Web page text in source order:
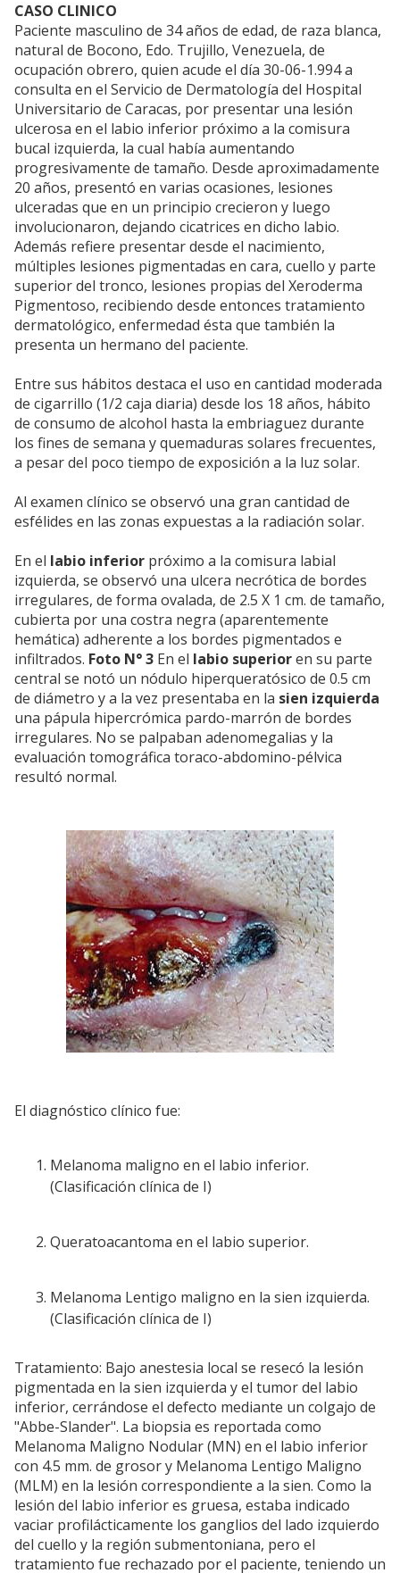
CASO CLINICO
Paciente masculino de 34 años de edad, de raza blanca,
natural de Bocono, Edo. Trujillo, Venezuela, de
ocupación obrero, quien acude el día 30-06-1.994 a
consulta en el Servicio de Dermatología del Hospital
Universitario de Caracas, por presentar una lesión
ulcerosa en el labio inferior próximo a la comisura
bucal izquierda, la cual había aumentando
progresivamente de tamaño. Desde aproximadamente
20 años, presentó en varias ocasiones, lesiones
ulceradas que en un principio crecieron y luego
involucionaron, dejando cicatrices en dicho labio.
Además refiere presentar desde el nacimiento,
múltiples lesiones pigmentadas en cara, cuello y parte
superior del tronco, lesiones propias del Xeroderma
Pigmentoso, recibiendo desde entonces tratamiento
dermatológico, enfermedad ésta que también la
presenta un hermano del paciente.
Entre sus hábitos destaca el uso en cantidad moderada
de cigarrillo (1/2 caja diaria) desde los 18 años, hábito
de consumo de alcohol hasta la embriaguez durante
los fines de semana y quemaduras solares frecuentes,
a pesar del poco tiempo de exposición a la luz solar.
Al examen clínico se observó una gran cantidad de
esfélides en las zonas expuestas a la radiación solar.
En el labio inferior próximo a la comisura labial
izquierda, se observó una ulcera necrótica de bordes
irregulares, de forma ovalada, de 2.5 X 1 cm. de tamaño,
cubierta por una costra negra (aparentemente
hemática) adherente a los bordes pigmentados e
infiltrados. Foto N° 3 En el labio superioren su parte
central se notó un nódulo hiperqueratósico de 0.5 cm
de diámetro y a la vez presentaba en la sien izquierda
una pápula hipercrómica pardo-marrón de bordes
irregulares. No se palpaban adenomegalias y la
evaluación tomográfica toraco-abdomino-pélvica
resultó normal.
El diagnóstico clínico fue:
Melanoma maligno en el labio inferior.
(Clasificación clínica de I)
Queratoacantoma en el labio superior.
Melanoma Lentigo maligno en la sien izquierda.
(Clasificación clínica de I)
Tratamiento: Bajo anestesia local se resecó la lesión
pigmentada en la sien izquierda y el tumor del labio
inferior, cerrándose el defecto mediante un colgajo de
"Abbe-Slander". La biopsia es reportada como
Melanoma Maligno Nodular (MN) en el labio inferior
con 4.5 mm. de grosor y Melanoma Lentigo Maligno
(MLM) en la lesión correspondiente a la sien. Como la
lesión del labio inferior es gruesa, estaba indicado
vaciar profilácticamente los ganglios del lado izquierdo
del cuello y la región submentoniana, pero el
tratamiento fue rechazado por el paciente, teniendo un